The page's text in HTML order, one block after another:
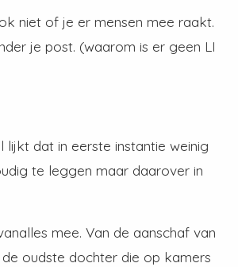
niet of je er mensen mee raakt.
je post. (waarom is er geen LI
dat in eerste instantie weinig
te leggen maar daarover in
mee. Van de aanschaf van
oudste dochter die op kamers